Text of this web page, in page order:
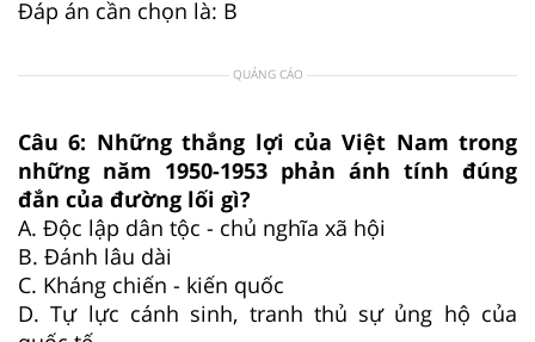
Đáp án cần chọn là: B
QUẢNG CÁO
Câu 6: Những thắng lợi của Việt Nam trong
những năm 1950-1953 phản ánh tính đúng
đắn của đường lối gì?
A. Độc lập dân tộc - chủ nghĩa xã hội
B. Đánh lâu dài
C. Kháng chiến - kiến quốc
D.Tự lực cánh sinh, tranh thủ sự ủng hộ của